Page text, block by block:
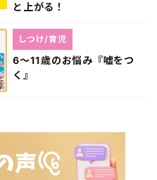
と上がる！
6～11歳のお悩み『嘘をつ
く』
しつけ/育児